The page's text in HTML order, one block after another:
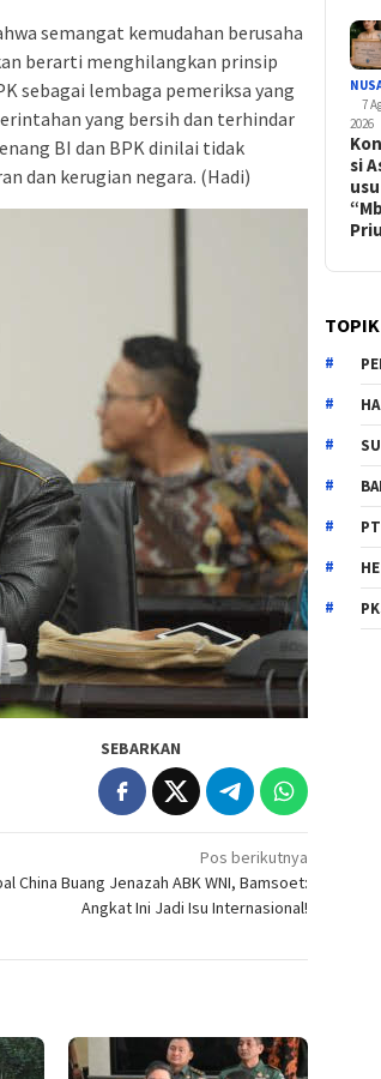
semangat kemudahan berusaha
berarti menghilangkan prinsip
sebagai lembaga pemeriksa yang
yang bersih dan terhindar
BI dan BPK dinilai tidak
dan kerugian negara. (Hadi)
SEBARKAN
Pos berikutnya
China Buang Jenazah ABK WNI, Bamsoet:
Angkat Ini Jadi Isu Internasional!
7
2026
si